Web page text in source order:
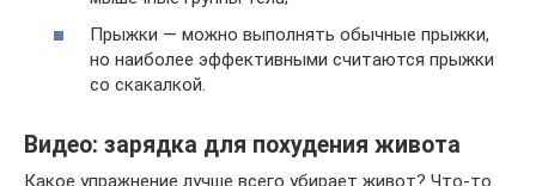
Прыжки — можно выполнять обычные прыжки,
но наиболее эффективными считаются прыжки
со скакалкой.
Видео: зарядка для похудения живота
Какое упражнение лучше всего убирает живот? Что-то